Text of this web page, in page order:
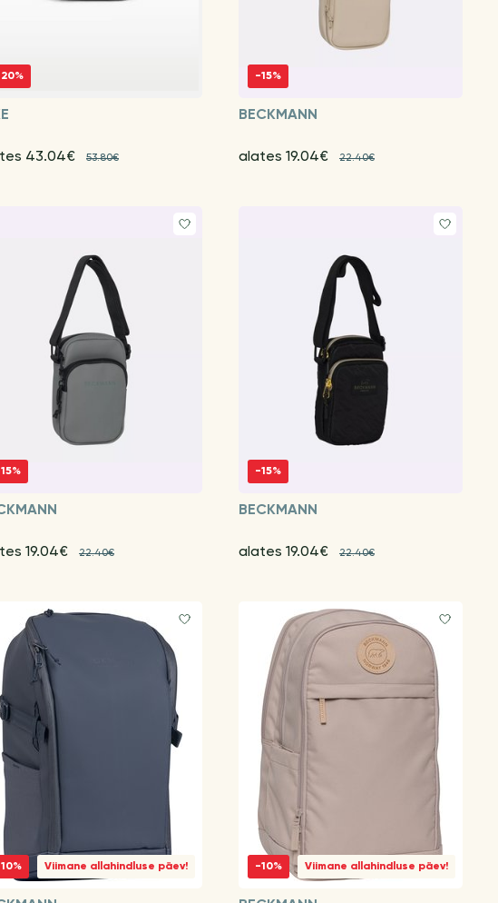
43.04€ 53.80€
-15%
BECKMANN
alates 19.04€ 22.40€
19.04€ 22.40€
-15%
BECKMANN
alates 19.04€ 22.40€
Viimane allahindluse päev! -10% Viimane allahindluse päev!